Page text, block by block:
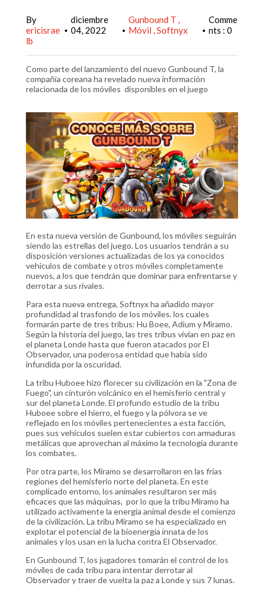
By
ericisrae
lb
•
diciembre
04, 2022
•
Gunbound T
Móvil Softnyx •
Comme
nts : 0
Como parte del lanzamiento del nuevo Gunbound T, la
compañía coreana ha revelado nueva información
relacionada de los móviles disponibles en el juego
En esta nueva versión de Gunbound, los móviles seguirán
siendo las estrellas del juego. Los usuarios tendrán a su
disposición versiones actualizadas de los ya conocidos
vehículos de combate y otros móviles completamente
nuevos, a los que tendrán que dominar para enfrentarse y
derrotar a sus rivales.
Para esta nueva entrega, Softnyx ha añadido mayor
profundidad al trasfondo de los móviles. los cuales
formarán parte de tres tribus: Hu Boee, Adium y Miramo.
Según la historia del juego, las tres tribus vivían en paz en
el planeta Londe hasta que fueron atacados por El
Observador, una poderosa entidad que había sido
infundida por la oscuridad.
La tribu Huboee hizo florecer su civilización en la "Zona de
Fuego", un cinturón volcánico en el hemisferio central y
sur del planeta Londe. El profundo estudio de la tribu
Huboee sobre el hierro, el fuego y la pólvora se ve
reflejado en los móviles pertenecientes a esta facción,
pues sus vehículos suelen estar cubiertos con armaduras
metálicas que aprovechan al máximo la tecnología durante
los combates.
Por otra parte, los Miramo se desarrollaron en las frías
regiones del hemisferio norte del planeta. En este
complicado entorno, los animales resultaron ser más
eficaces que las máquinas, por lo que la tribu Miramo ha
utilizado activamente la energía animal desde el comienzo
de la civilización. La tribu Miramo se ha especializado en
explotar el potencial de la bioenergía innata de los
animales y los usan en la lucha contra El Observador.
En Gunbound T, los jugadores tomarán el control de los
móviles de cada tribu para intentar derrotar al
Observador y traer de vuelta la paz a Londe y sus 7 lunas.